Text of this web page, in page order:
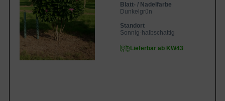
Blatt- / Nadelfarbe
Dunkelgrün
Standort
Sonnig-halbschattig
Lieferbar ab KW43